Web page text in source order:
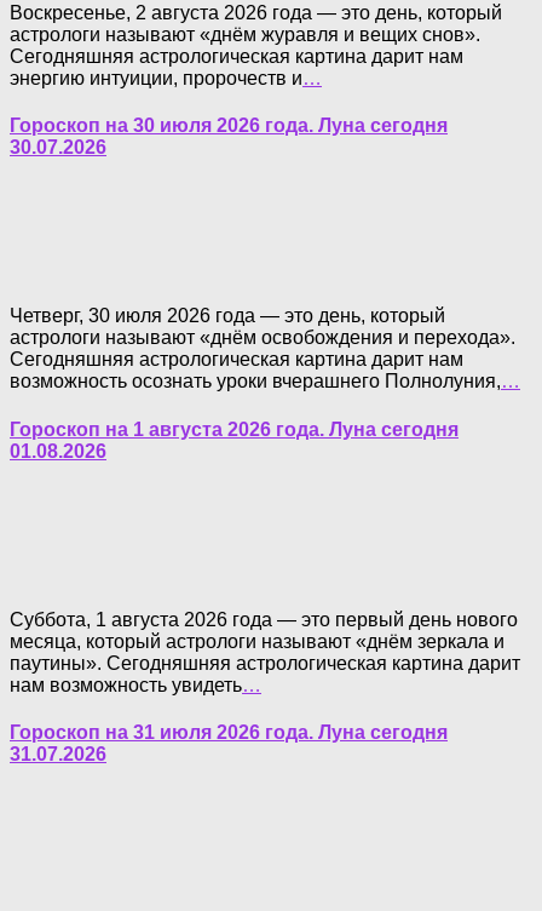
Воскресенье, 2 августа 2026 года — это день, который
астрологи называют «днём журавля и вещих снов».
Сегодняшняя астрологическая картина дарит нам
энергию интуиции, пророчеств и…
Гороскоп на 30 июля 2026 года. Луна сегодня
30.07.2026
Четверг, 30 июля 2026 года — это день, который
астрологи называют «днём освобождения и перехода».
Сегодняшняя астрологическая картина дарит нам
возможность осознать уроки вчерашнего Полнолуния,…
Гороскоп на 1 августа 2026 года. Луна сегодня
01.08.2026
Суббота, 1 августа 2026 года — это первый день нового
месяца, который астрологи называют «днём зеркала и
паутины». Сегодняшняя астрологическая картина дарит
нам возможность увидеть…
Гороскоп на 31 июля 2026 года. Луна сегодня
31.07.2026